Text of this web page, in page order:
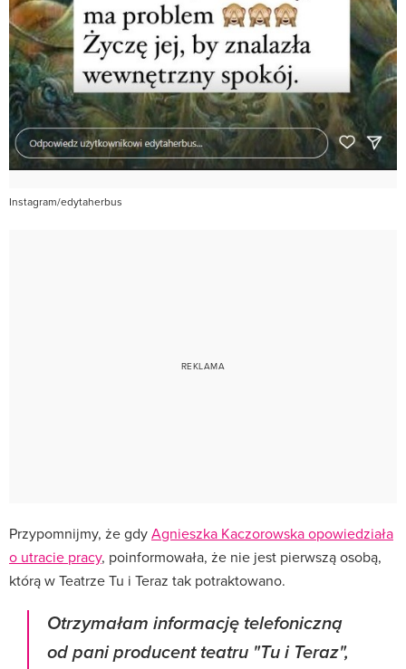
Instagram/edytaherbus
Przypomnijmy, że gdyAgnieszka Kaczorowska opowiedziała
o utracie pracy, poinformowała, że nie jest pierwszą osobą,
którą w Teatrze Tu i Teraz tak potraktowano.
Otrzymałam informację telefoniczną
od pani producent teatru "Tu i Teraz",